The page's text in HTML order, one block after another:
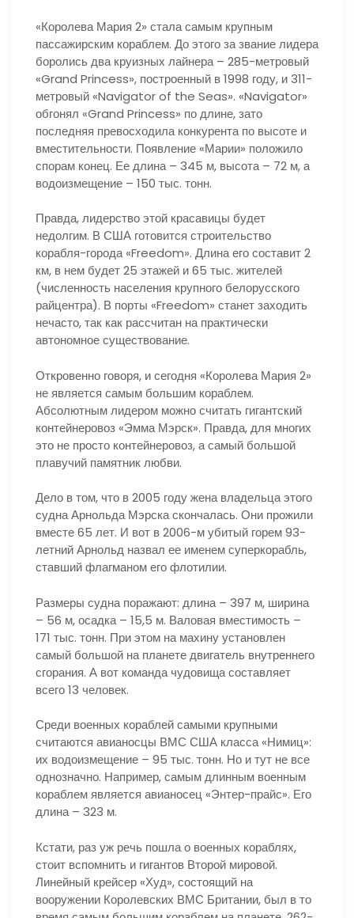
«Королева Мария 2» стала самым крупным
пассажирским кораблем. До этого за звание лидера
боролись два круизных лайнера – 285-метровый
«Grand Princess», построенный в 1998 году, и 311-
метровый «Navigator of the Seas». «Navigator»
обгонял «Grand Princess» по длине, зато
последняя превосходила конкурента по высоте и
вместительности. Появление «Марии» положило
спорам конец. Ее длина – 345 м, высота – 72 м, а
водоизмещение – 150 тыс. тонн.
Правда, лидерство этой красавицы будет
недолгим. В США готовится строительство
корабля-города «Freedom». Длина его составит 2
км, в нем будет 25 этажей и 65 тыс. жителей
(численность населения крупного белорусского
райцентра). В порты «Freedom» станет заходить
нечасто, так как рассчитан на практически
автономное существование.
Откровенно говоря, и сегодня «Королева Мария 2»
не является самым большим кораблем.
Абсолютным лидером можно считать гигантский
контейнеровоз «Эмма Мэрск». Правда, для многих
это не просто контейнеровоз, а самый большой
плавучий памятник любви.
Дело в том, что в 2005 году жена владельца этого
судна Арнольда Мэрска скончалась. Они прожили
вместе 65 лет. И вот в 2006-м убитый горем 93-
летний Арнольд назвал ее именем суперкорабль,
ставший флагманом его флотилии.
Размеры судна поражают: длина – 397 м, ширина
– 56 м, осадка – 15,5 м. Валовая вместимость –
171 тыс. тонн. При этом на махину установлен
самый большой на планете двигатель внутреннего
сгорания. А вот команда чудовища составляет
всего 13 человек.
Среди военных кораблей самыми крупными
считаются авианосцы ВМС США класса «Нимиц»:
их водоизмещение – 95 тыс. тонн. Но и тут не все
однозначно. Например, самым длинным военным
кораблем является авианосец «Энтер-прайс». Его
длина – 323 м.
Кстати, раз уж речь пошла о военных кораблях,
стоит вспомнить и гигантов Второй мировой.
Линейный крейсер «Худ», состоящий на
вооружении Королевских ВМС Британии, был в то